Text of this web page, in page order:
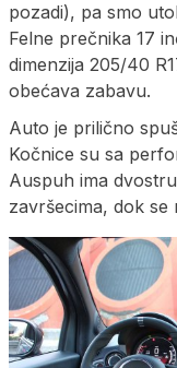
pozadi), pa smo
Felne prečnika 17
dimenzija 205/40
obećava zabavu.
Auto je prilično
Kočnice su sa
Auspuh ima
završecima, dok se